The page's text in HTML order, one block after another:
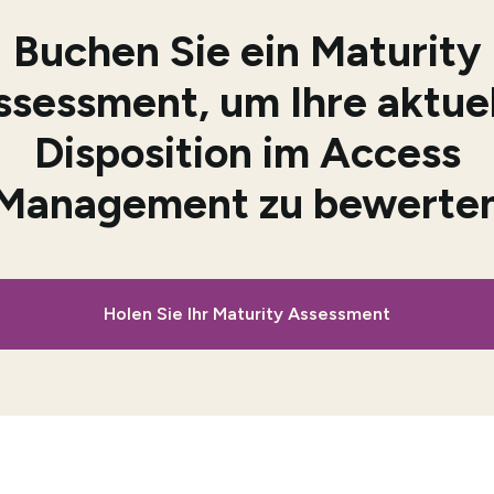
Buchen Sie ein Maturity
um Ihre
Disposition im Access
zu
Holen Sie Ihr Maturity Assessment